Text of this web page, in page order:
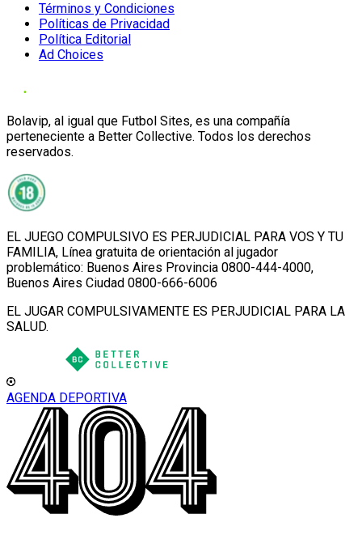
Términos y Condiciones
Políticas de Privacidad
Política Editorial
Ad Choices
Bolavip, al igual que Futbol Sites, es una compañía
perteneciente a Better Collective. Todos los derechos
reservados.
EL JUEGO COMPULSIVO ES PERJUDICIAL PARA VOS Y TU
FAMILIA, Línea gratuita de orientación al jugador
problemático: Buenos Aires Provincia 0800-444-4000,
Buenos Aires Ciudad 0800-666-6006
EL JUGAR COMPULSIVAMENTE ES PERJUDICIAL PARA LA
SALUD.
AGENDA DEPORTIVA